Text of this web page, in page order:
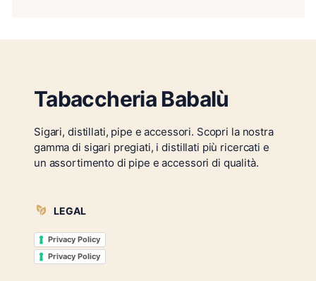
Tabaccheria Babalù
Sigari, distillati, pipe e accessori. Scopri la nostra
gamma di sigari pregiati, i distillati più ricercati e
un assortimento di pipe e accessori di qualità.
LEGAL
Privacy Policy
Privacy Policy